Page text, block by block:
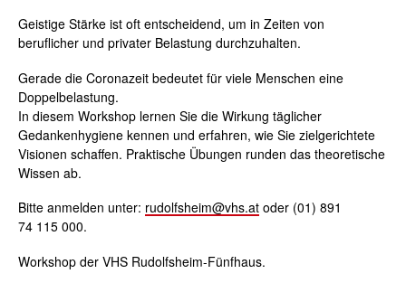
Geistige Stärke ist oft entscheidend, um in Zeiten von
beruflicher und privater Belastung durchzuhalten.
Gerade die Coronazeit bedeutet für viele Menschen eine
Doppelbelastung.
In diesem Workshop lernen Sie die Wirkung täglicher
Gedankenhygiene kennen und erfahren, wie Sie zielgerichtete
Visionen schaffen. Praktische Übungen runden das theoretische
Wissen ab.
Bitte anmelden unter: rudolfsheim@vhs.at oder (01) 891
74 115 000.
Workshop der VHS Rudolfsheim-Fünfhaus.